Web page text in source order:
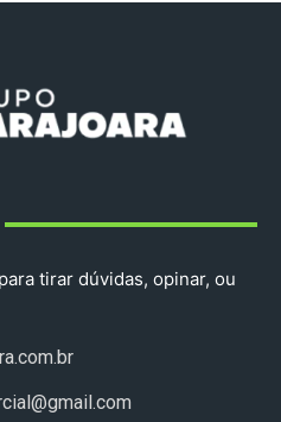
tirar dúvidas, opinar, ou